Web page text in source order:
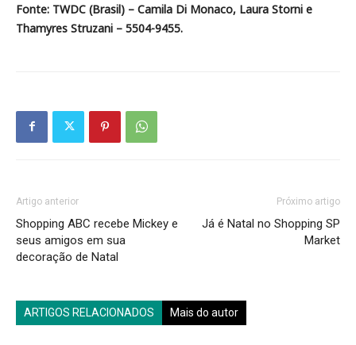
Fonte: TWDC (Brasil) – Camila Di Monaco, Laura Storni e
Thamyres Struzani – 5504-9455.
Artigo anterior
Shopping ABC recebe Mickey e
seus amigos em sua
decoração de Natal
Próximo artigo
Já é Natal no Shopping SP
Market
ARTIGOS RELACIONADOS Mais do autor